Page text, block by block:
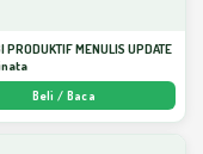
PRODUKTIF MENULIS UPDATE
Beli / Baca